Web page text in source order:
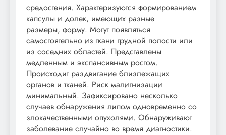
средостения. Характеризуются формированием
капсулы и долек, имеющих разные
размеры, форму. Могут появляться
самостоятельно из ткани грудной полости или
из соседних областей. Представлены
медленным и экспансивным ростом.
Происходит раздвигание близлежащих
органов и тканей. Риск малигнизации
минимальный. Зафиксировано несколько
случаев обнаружения липом одновременно со
злокачественными опухолями. Обнаруживают
заболевание случайно во время диагностики.